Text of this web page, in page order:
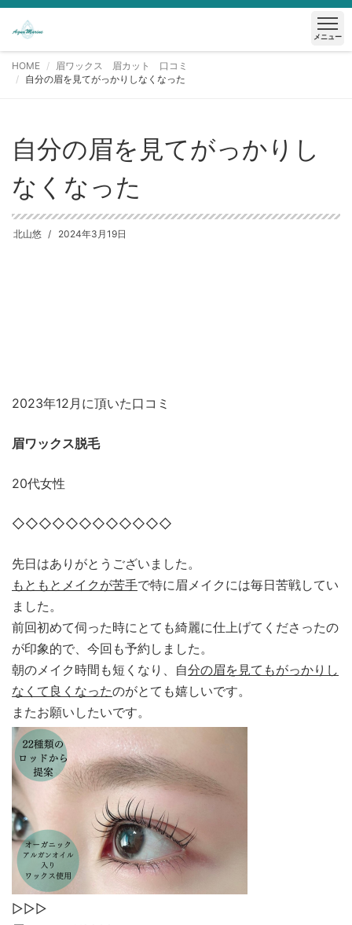
メニュー
HOME
眉ワックス 眉カット 口コミ
自分の眉を見てがっかりしなくなった
自分の眉を見てがっかりし
なくなった
北山悠 2024年3月19日
2023年12月に頂いた口コミ
眉ワックス脱毛
20代女性
◇◇◇◇◇◇◇◇◇◇◇◇
先日はありがとうございました。
もともとメイクが苦手で特に眉メイクには毎日苦戦してい
ました。
前回初めて伺った時にとても綺麗に仕上げてくださったの
が印象的で、今回も予約しました。
朝のメイク時間も短くなり、自分の眉を見てもがっかりし
なくて良くなったのがとても嬉しいです。
またお願いしたいです。
▷▷▷